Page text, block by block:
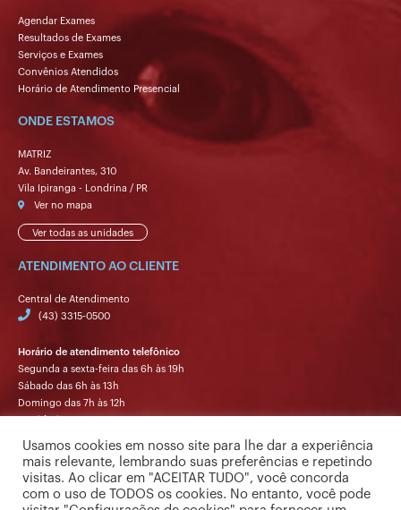
Agendar Exames
Resultados de Exames
Serviços e Exames
Convênios Atendidos
Horário de Atendimento Presencial
ONDE ESTAMOS
MATRIZ
Av. Bandeirantes, 310
Vila Ipiranga - Londrina / PR
Ver no mapa
Ver todas as unidades
ATENDIMENTO AO CLIENTE
Central de Atendimento
(43) 3315-0500
Horário de atendimento telefônico
Segunda a sexta-feira das 6h às 19h
Sábado das 6h às 13h
Domingo das 7h às 12h
Usamos cookies em nosso site para lhe dar a experiência
mais relevante, lembrando suas preferências e repetindo
visitas. Ao clicar em "ACEITAR TUDO", você concorda
com o uso de TODOS os cookies. No entanto, você pode